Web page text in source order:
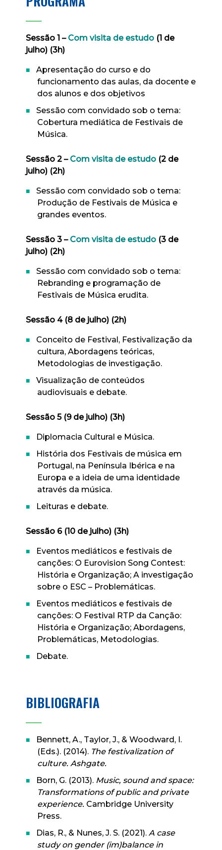
____
Sessão 1 – Com visita de estudo (1 de
julho) (3h)
Apresentação do curso e do
funcionamento das aulas, da docente e
dos alunos e dos objetivos
Sessão com convidado sob o tema:
Cobertura mediática de Festivais de
Música.
Sessão 2 – Com visita de estudo (2 de
julho) (2h)
Sessão com convidado sob o tema:
Produção de Festivais de Música e
grandes eventos.
Sessão 3 – Com visita de estudo (3 de
julho) (2h)
Sessão com convidado sob o tema:
Rebranding e programação de
Festivais de Música erudita.
Sessão 4 (8 de julho) (2h)
Conceito de Festival, Festivalização da
cultura, Abordagens teóricas,
Metodologias de investigação.
Visualização de conteúdos
audiovisuais e debate.
Sessão 5 (9 de julho) (3h)
Diplomacia Cultural e Música.
História dos Festivais de música em
Portugal, na Península Ibérica e na
Europa e a ideia de uma identidade
através da música.
Leituras e debate.
Sessão 6 (10 de julho) (3h)
Eventos mediáticos e festivais de
canções: O Eurovision Song Contest:
História e Organização; A investigação
sobre o ESC – Problemáticas.
Eventos mediáticos e festivais de
canções: O Festival RTP da Canção:
História e Organização; Abordagens,
Problemáticas, Metodologias.
Debate.
BIBLIOGRAFIA
____
Bennett, A., Taylor, J., & Woodward, I.
(Eds.). (2014). The festivalization of
culture. Ashgate.
Born, G. (2013). Music, sound and space:
Transformations of public and private
experience. Cambridge University
Press.
Dias, R., & Nunes, J. S. (2021).A case
study on gender (im)balance in